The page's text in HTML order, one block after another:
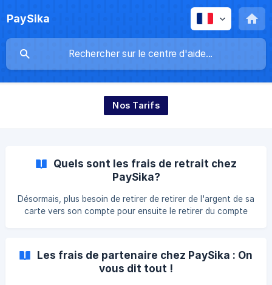
PaySika
Nos Tarifs
Quels sont les frais de retrait chez
PaySika?
Désormais, plus besoin de retirer de retirer de l'argent de sa
carte vers son compte pour ensuite le retirer du compte
seule fois du compte PaySika vers le compte Mobile
Money. Le compte PaySika étant désormais lié à la carte.
Les frais de partenaire chez PaySika : On
vous dit tout !